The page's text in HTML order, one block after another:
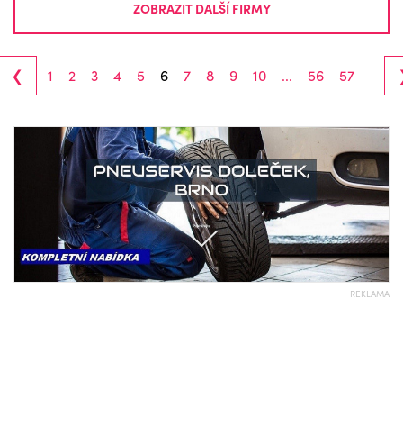
ZOBRAZIT DALŠÍ FIRMY
‹ 1 2 3 4 5 6 7 8 9 10 ... 56 57
REKLAMA